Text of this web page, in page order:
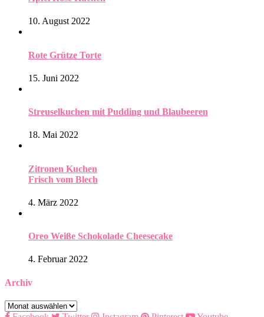
10. August 2022
Rote Grütze Torte
15. Juni 2022
Streuselkuchen mit Pudding und Blaubeeren
18. Mai 2022
Zitronen Kuchen
Frisch vom Blech
4. März 2022
Oreo Weiße Schokolade Cheesecake
4. Februar 2022
Archiv
Archiv